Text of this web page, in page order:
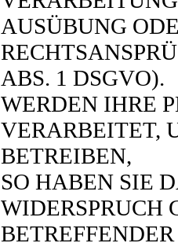
AUSÜBUNG
ABS. 1 DSGVO).
WERDEN IHRE
VERARBEITET,
BETREIBEN,
SO HABEN SIE
WIDERSPRUCH